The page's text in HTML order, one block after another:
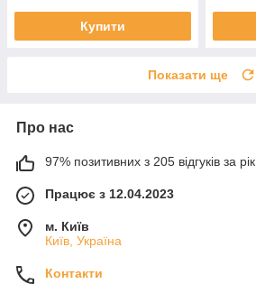
Купити
Показати ще
Про нас
97% позитивних з 205 відгуків за рік
Працює з 12.04.2023
м. Київ
Київ, Україна
Контакти